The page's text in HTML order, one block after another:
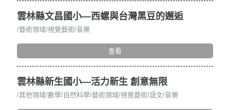
雲林縣文昌國小—西螺與台灣黑豆的邂逅
藝術領域 視覺藝術 音樂
查看
雲林縣新生國小—活力新生 創意無限
其他領域 數學 自然科學 藝術領域 視覺藝術 語文 音樂